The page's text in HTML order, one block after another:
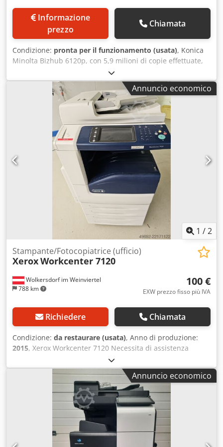
prezzo
Chiamata
Condizione: pronta per il funzionamento (usata), Konica
Minolta Bizhub 6120p, con 5,9 milioni di copie effettuate,
completamente accessoriato, in buone condizioni, testato
e pronto per la stampa. Dotazioni: - PF 710 - RU 510 - FS
532 In qualità di rivenditori esperti di fotocopiatrici usate,
abbiamo sviluppato una notevole competenza
nell’imballaggio e nella spedizione su pallet/container, per
garantire ai nostri clienti macchine in perfette condizioni
al momento della consegna. Cjdpfjzh Hn Iox Agfsrf La
nostra azienda offre la più ampia gamma di fotocopiatrici
per la produzione e gestisce spedizioni in tutto il mondo
su richiesta. Non esitate a contattarci per ulteriori
Annuncio economico
1 /2
Wolkersdorf im Weinviertel
788 km
Stampante/Fotocopiatrice (ufficio)
XeroxWorkcenter 7120
100 €
EXW prezzo fisso più IVA
Richiedere Chiamata
Condizione: da restaurare (usata), Anno di produzione:
2015, Xerox Workcenter 7120 Necessita di assistenza
(problema all'unità di uscita). Include accessori e scorte
residue di toner, ecc. Crjdpfxszfxtws Agfef Solo ritiro in
Annuncio economico